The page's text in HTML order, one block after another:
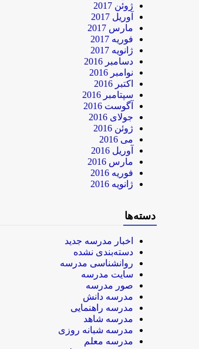
ژوئن 2017
آوریل 2017
مارس 2017
فوریه 2017
ژانویه 2017
دسامبر 2016
نوامبر 2016
اکتبر 2016
سپتامبر 2016
آگوست 2016
جولای 2016
ژوئن 2016
می 2016
آوریل 2016
مارس 2016
فوریه 2016
ژانویه 2016
دسته‌ها
اخبار مدرسه جدید
دسته‌بندی نشده
روانشناسی مدرسه
سایت مدرسه
صور مدرسه
مدرسه دانش
مدرسه راهنمایی
مدرسه شاهد
مدرسه شبانه روزی
مدرسه معلم